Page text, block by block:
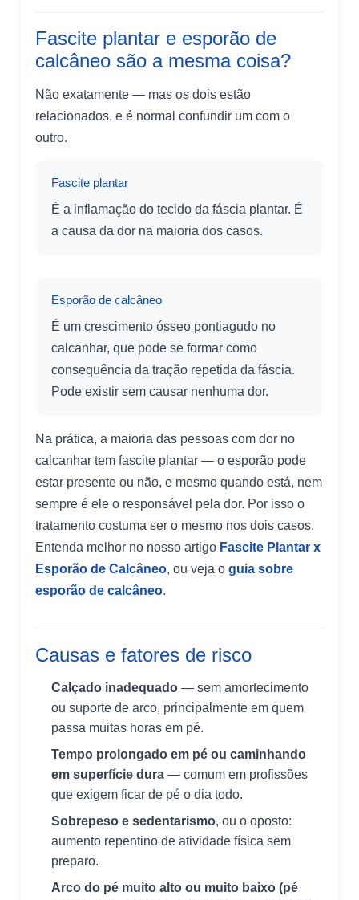
Fascite plantar e esporão de
calcâneo são a mesma coisa?
Não exatamente — mas os dois estão
relacionados, e é normal confundir um com o
outro.
Fascite plantar
É a inflamação do tecido da fáscia plantar. É
a causa da dor na maioria dos casos.
Esporão de calcâneo
É um crescimento ósseo pontiagudo no
calcanhar, que pode se formar como
consequência da tração repetida da fáscia.
Pode existir sem causar nenhuma dor.
Na prática, a maioria das pessoas com dor no
calcanhar tem fascite plantar — o esporão pode
estar presente ou não, e mesmo quando está, nem
sempre é ele o responsável pela dor. Por isso o
tratamento costuma ser o mesmo nos dois casos.
Entenda melhor no nosso artigo Fascite Plantar x
Esporão de Calcâneo, ou veja o guia sobre
esporão de calcâneo.
Causas e fatores de risco
Calçado inadequado — sem amortecimento
ou suporte de arco, principalmente em quem
passa muitas horas em pé.
Tempo prolongado em pé ou caminhando
em superfície dura — comum em profissões
que exigem ficar de pé o dia todo.
Sobrepeso e sedentarismo, ou o oposto:
aumento repentino de atividade física sem
preparo.
Arco do pé muito alto ou muito baixo (pé